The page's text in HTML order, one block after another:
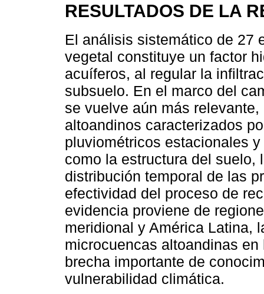
RESULTADOS DE LA
El análisis sistemático de 27
vegetal constituye un factor
acuíferos, al regular la
subsuelo. En el marco del
se vuelve aún más
altoandinos caracterizados
pluviométricos estacionales
como la estructura del suelo,
distribución temporal de las
efectividad del proceso de
evidencia proviene de
meridional y América Latina,
microcuencas altoandinas
brecha importante de
vulnerabilidad climática.